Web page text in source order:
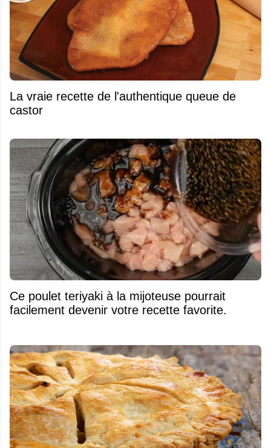
La vraie recette de l'authentique queue de
castor
Ce poulet teriyaki à la mijoteuse pourrait
facilement devenir votre recette favorite.